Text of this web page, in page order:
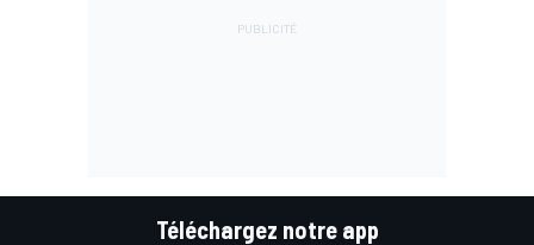
Téléchargez notre app